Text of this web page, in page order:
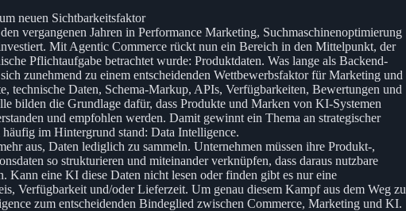
neuen Sichtbarkeitsfaktor
vergangenen Jahren in Performance Marketing, Suchmaschinenoptimierung
Mit Agentic Commerce rückt nun ein Bereich in den Mittelpunkt, der
Pflichtaufgabe betrachtet wurde: Produktdaten. Was lange als Backend-
zunehmend zu einem entscheidenden Wettbewerbsfaktor für Marketing und
technische Daten, Schema-Markup, APIs, Verfügbarkeiten, Bewertungen und
bilden die Grundlage dafür, dass Produkte und Marken von KI-Systemen
und empfohlen werden. Damit gewinnt ein Thema an strategischer
häufig im Hintergrund stand: Data Intelligence.
aus, Daten lediglich zu sammeln. Unternehmen müssen ihre Produkt-,
so strukturieren und miteinander verknüpfen, dass daraus nutzbare
Kann eine KI diese Daten nicht lesen oder finden gibt es nur eine
Verfügbarkeit und/oder Lieferzeit. Um genau diesem Kampf aus dem Weg zu
zum entscheidenden Bindeglied zwischen Commerce, Marketing und KI.